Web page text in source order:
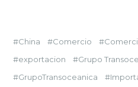
China Comercio
exportacion
Grupo
GrupoTransoceanica